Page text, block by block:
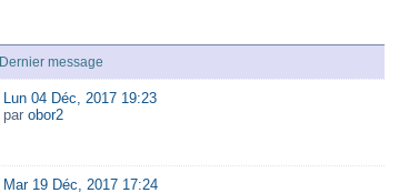
Dernier message
Lun 04 Déc, 2017 19:23
par obor2
Mar 19 Déc, 2017 17:24